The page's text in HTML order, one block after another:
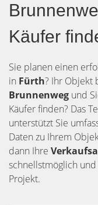
Käufer
Sie planen einen
in Fürth? Ihr Objekt
Brunnenweg und
Käufer finden? Das
unterstützt Sie
Daten zu Ihrem
dann Ihre
schnellstmöglich
Projekt.